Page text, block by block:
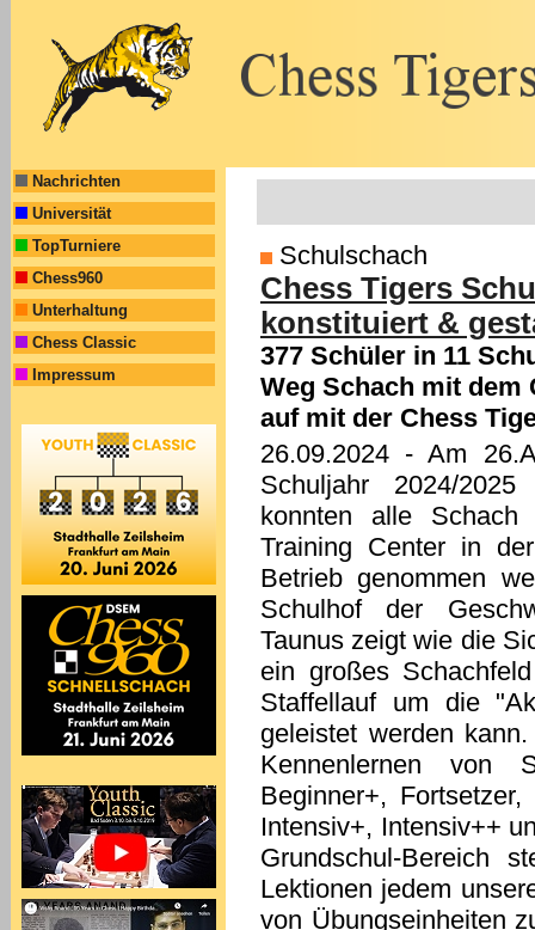
Nachrichten
Universität
TopTurniere
Chess960
Unterhaltung
Chess Classic
Impressum
Schulschach
Chess Tigers
konstituiert &
377 Schüler in 11
Weg Schach mit dem
auf mit der Chess
26.09.2024 - Am
Schuljahr 2024/
konnten alle
Training Center in
Betrieb genommen
Schulhof der
Taunus zeigt wie die
ein großes
Staffellauf um die
geleistet werden
Kennenlernen von
Beginner+,
Intensiv+, Intensiv++
Grundschul-Bereich
Lektionen jedem
von Übungseinheiten